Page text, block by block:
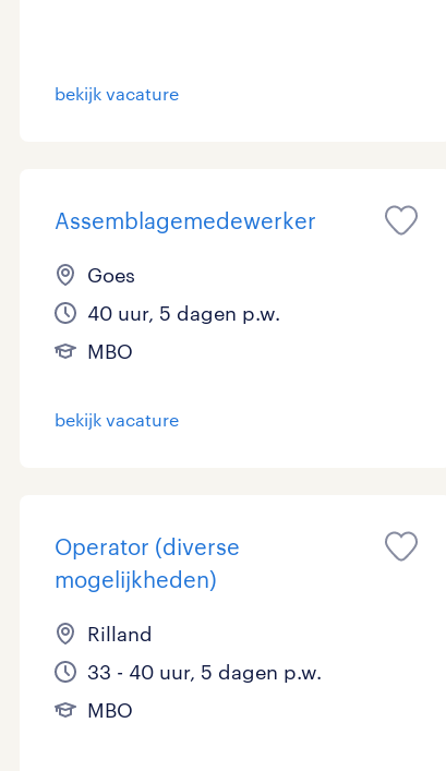
bekijk vacature
Assemblagemedewerker
Goes
40 uur, 5 dagen p.w.
MBO
bekijk vacature
Operator (diverse
mogelijkheden)
Rilland
33 - 40 uur, 5 dagen p.w.
MBO